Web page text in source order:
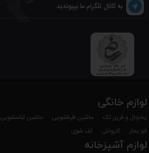
به کانال تلگرام ما بپیوندید
لوازم خانگی
یخچال و فریزر تک ماشین ظرفشویی ماشین لباسشویی
اتو بخار
کارواش کف شوی
لوازم آشپزخانه